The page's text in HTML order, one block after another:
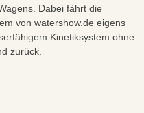
Dabei fährt die
von watershow.de eigens
Kinetiksystem ohne
zurück.